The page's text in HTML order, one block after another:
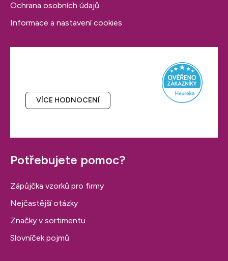
VÍCE HODNOCENÍ
Ochrana osobních údajů
Informace a nastavení cookies
Potřebujete pomoc?
Zápůjčka vzorků pro firmy
Nejčastější otázky
Značky v sortimentu
Slovníček pojmů